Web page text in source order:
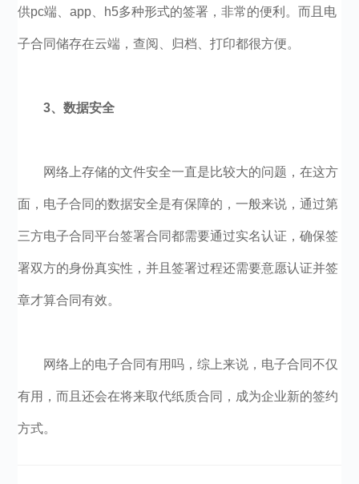
供pc端、app、h5多种形式的签署，非常的便利。而且电
子合同储存在云端，查阅、归档、打印都很方便。
3、数据安全
网络上存储的文件安全一直是比较大的问题，在这方
面，电子合同的数据安全是有保障的，一般来说，通过第
三方电子合同平台签署合同都需要通过实名认证，确保签
署双方的身份真实性，并且签署过程还需要意愿认证并签
章才算合同有效。
网络上的电子合同有用吗，综上来说，电子合同不仅
有用，而且还会在将来取代纸质合同，成为企业新的签约
方式。